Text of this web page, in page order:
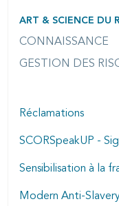
ART & SCIENCE DU
CONNAISSANCE
GESTION DES
Réclamations
SCORSpeakUP -
Sensibilisation à la
Modern Anti-